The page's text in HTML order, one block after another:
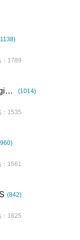
：1789
荣耀Magic7系列 (1014)
：1535
：1561
(842)
：1625